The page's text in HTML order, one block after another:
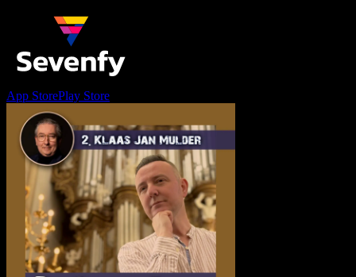
App StorePlay Store